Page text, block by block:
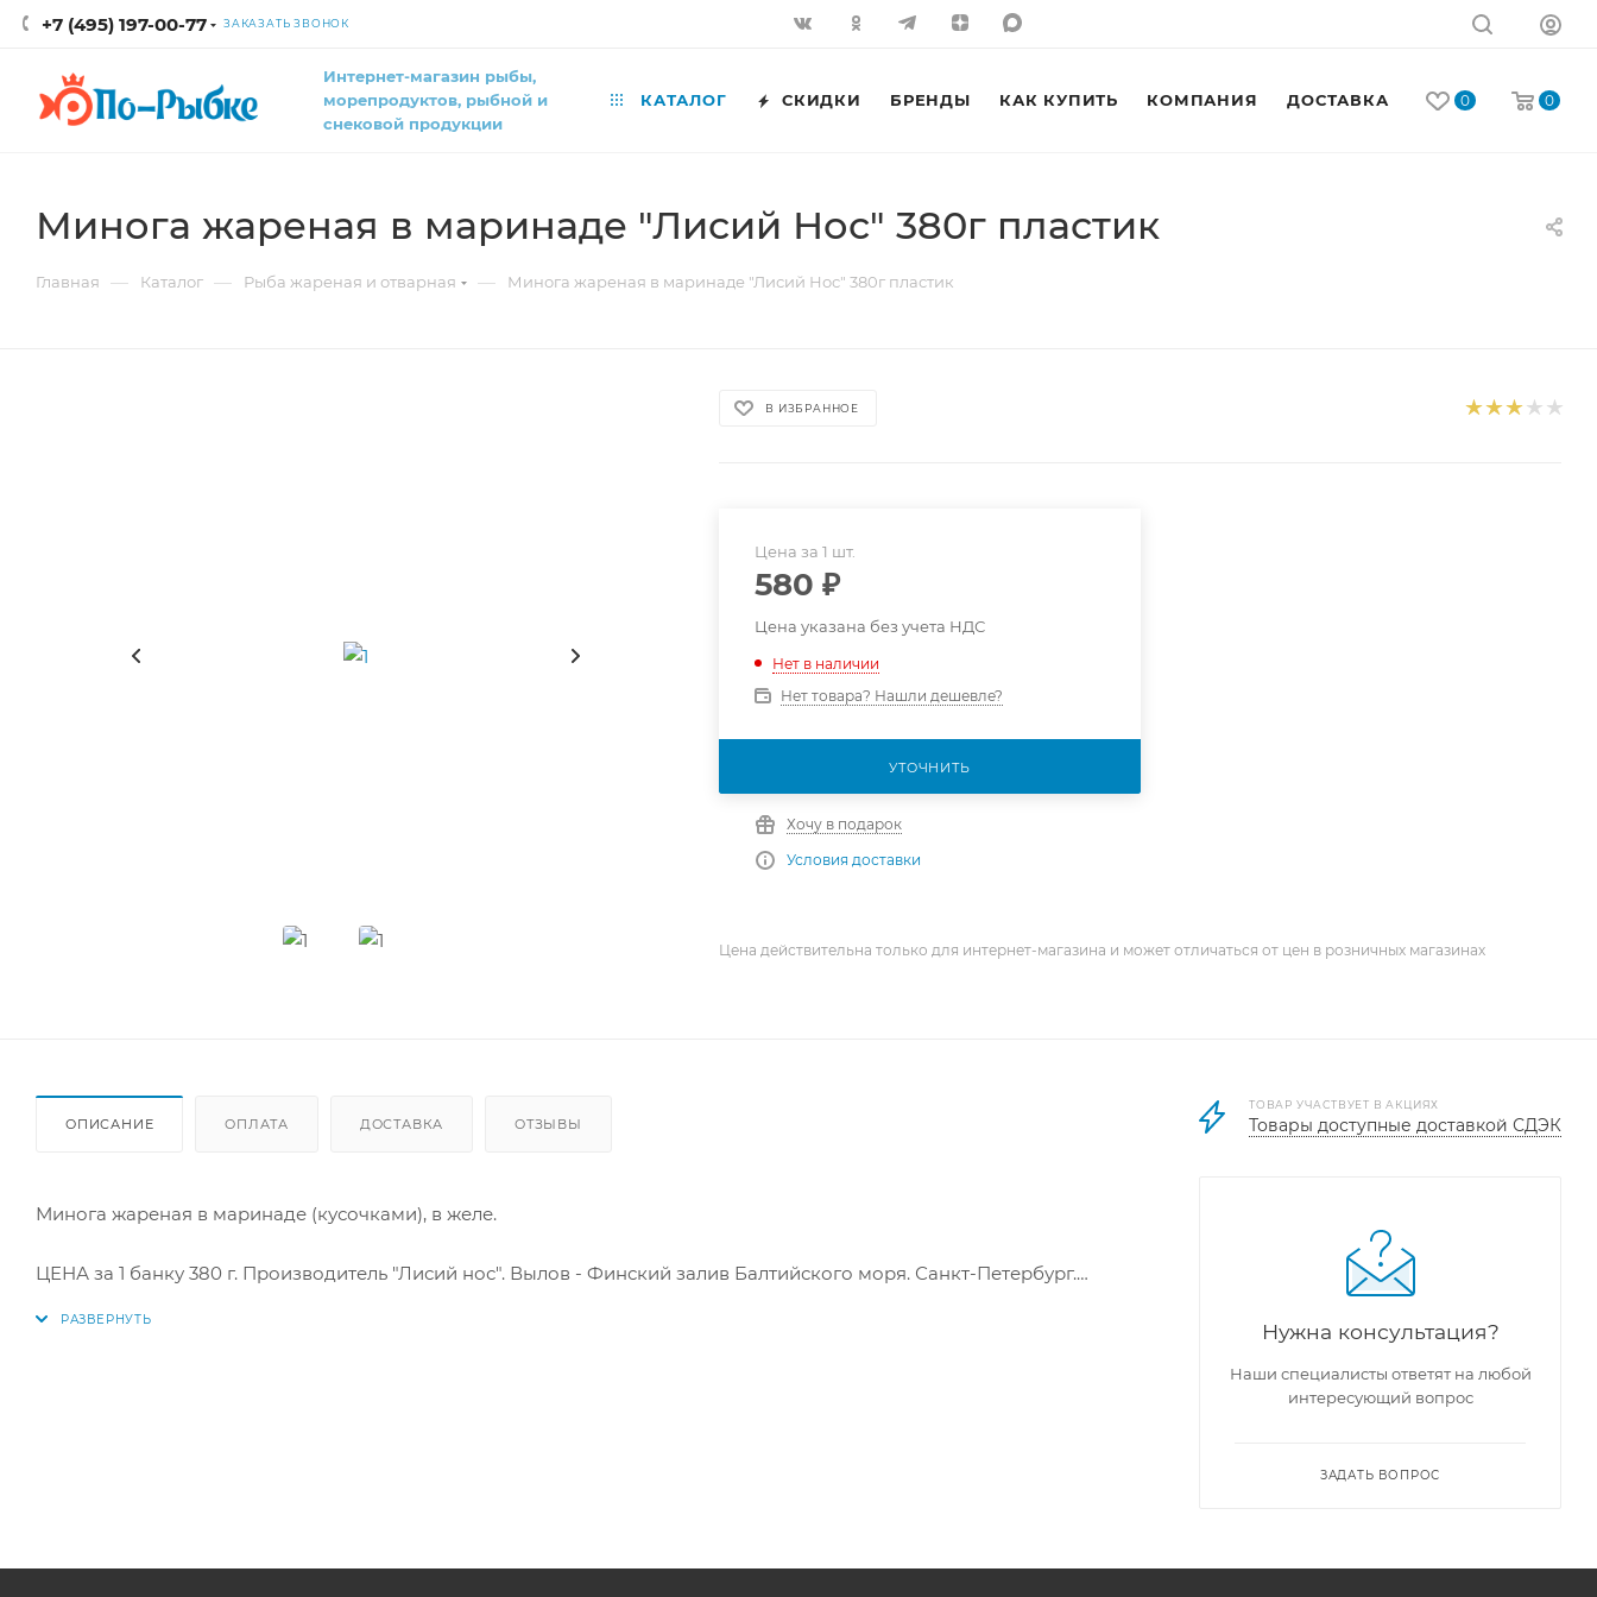
+7 (495) 197-00-77 ЗАКАЗАТЬ ЗВОНОК
0 0
Интернет-магазин рыбы,
морепродуктов, рыбной и
снековой продукции
КАТАЛОГ СКИДКИ БРЕНДЫ КАК КУПИТЬ КОМПАНИЯ ДОСТАВКА КОНТАКТЫ
Минога жареная в маринаде "Лисий Нос" 380г пластик
Главная — Каталог — Рыба жареная и отварная — Минога жареная в маринаде "Лисий Нос" 380г пластик
В ИЗБРАННОЕ
Цена за 1 шт.
580 ₽
Цена указана без учета НДС
Нет в наличии
Нет товара? Нашли дешевле?
УТОЧНИТЬ
Хочу в подарок
Условия доставки
Цена действительна только для интернет-магазина и может отличаться от цен в розничных магазинах
ОПИСАНИЕ ОПЛАТА ДОСТАВКА ОТЗЫВЫ
Минога жареная в маринаде (кусочками), в желе.
ЦЕНА за 1 банку 380 г. Производитель "Лисий нос". Вылов - Финский залив Балтийского моря. Санкт-Петербург.
ТОВАР УЧАСТВУЕТ В АКЦИЯХ
Товары доступные доставкой СДЭК
Нужна консультация?
Наши специалисты ответят на любой
интересующий вопрос
ЗАДАТЬ ВОПРОС